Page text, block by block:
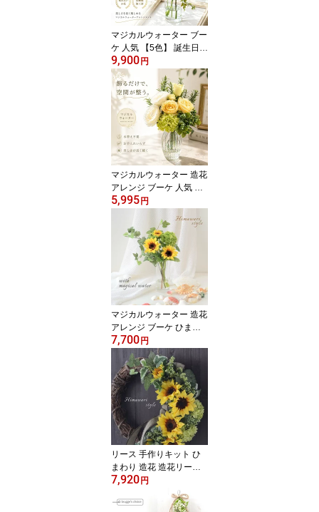
マジカルウォーター ブー
ケ 人気 【5色】 誕生日
造花 アレンジ お洒落 花
おしゃれ 光触媒 誕生日
プレゼント 退職祝い 結
婚祝い 新築祝い 仏壇用
玄関 リビング インテリ
ア バラ ピンク 黄 色 夏
仏花 バラ ギフト お見
舞い 虹の橋 ペット 仏壇
9,900 円
マジカルウォーター 造花
アレンジ ブーケ 人気 お
しゃれ バラ トルコキキ
日 誕生日プレゼント 退
職祝い 結婚祝い 新築祝
い 贈り物 玄関 リビング
お供え 犬 猫 入学祝 仏花
お手入れ不要 仏壇 お見
舞い ペット
5,995 円
マジカルウォーター 造花
アレンジ ブーケ ひまわ
り 人気 おしゃれ 光触媒
母の日 父の日 誕生日プ
レゼント 退職祝い 結婚
祝い 新築祝い 贈り物 仏
壇 玄関 リビング お供え
犬 猫 女性 黄 入学祝 ミニ
ギフト お祝い プチギフ
ト ヒマワリ 仏花 お見舞
い お中元 ペット
7,700 円
リース 手作りキット ひ
まわり 造花 造花リース
リビング 玄関 インテリ
アリース お洒落 人気 ウ
ェルカムリース 30セン
7,920 円